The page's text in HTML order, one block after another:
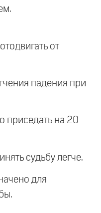
от
падения при
приседать на 20
судьбу легче.
для